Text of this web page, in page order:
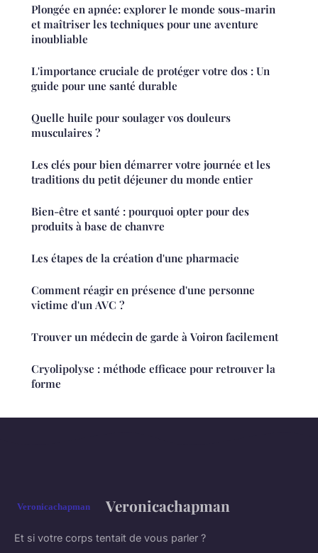
Plongée en apnée: explorer le monde sous-marin
et maîtriser les techniques pour une aventure
inoubliable
L'importance cruciale de protéger votre dos : Un
guide pour une santé durable
Quelle huile pour soulager vos douleurs
musculaires ?
Les clés pour bien démarrer votre journée et les
traditions du petit déjeuner du monde entier
Bien-être et santé : pourquoi opter pour des
produits à base de chanvre
Les étapes de la création d'une pharmacie
Comment réagir en présence d'une personne
victime d'un AVC ?
Trouver un médecin de garde à Voiron facilement
Cryolipolyse : méthode efficace pour retrouver la
forme
Veronicachapman
Et si votre corps tentait de vous parler ?